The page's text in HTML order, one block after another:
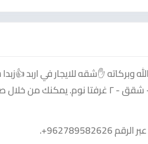
وبركاته ✋شقه للايجار في اربد
وعقارات - عقارات للإيجار - سكني - شقق
الرقم+962789582626
.